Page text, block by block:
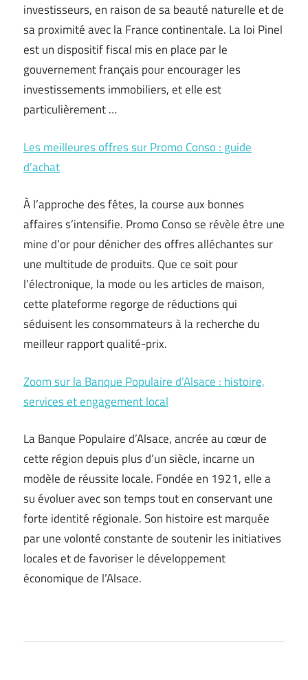
investisseurs, en raison de sa beauté naturelle et de
sa proximité avec la France continentale. La loi Pinel
est un dispositif fiscal mis en place par le
gouvernement français pour encourager les
investissements immobiliers, et elle est
particulièrement …
Les meilleures offres sur Promo Conso : guide
d’achat
À l’approche des fêtes, la course aux bonnes
affaires s’intensifie. Promo Conso se révèle être une
mine d’or pour dénicher des offres alléchantes sur
une multitude de produits. Que ce soit pour
l’électronique, la mode ou les articles de maison,
cette plateforme regorge de réductions qui
séduisent les consommateurs à la recherche du
meilleur rapport qualité-prix.
Zoom sur la Banque Populaire d’Alsace : histoire,
services et engagement local
La Banque Populaire d’Alsace, ancrée au cœur de
cette région depuis plus d’un siècle, incarne un
modèle de réussite locale. Fondée en 1921, elle a
su évoluer avec son temps tout en conservant une
forte identité régionale. Son histoire est marquée
par une volonté constante de soutenir les initiatives
locales et de favoriser le développement
économique de l’Alsace.